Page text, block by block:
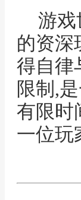
游戏
的资深
得自律
限制,
有限时
一位玩